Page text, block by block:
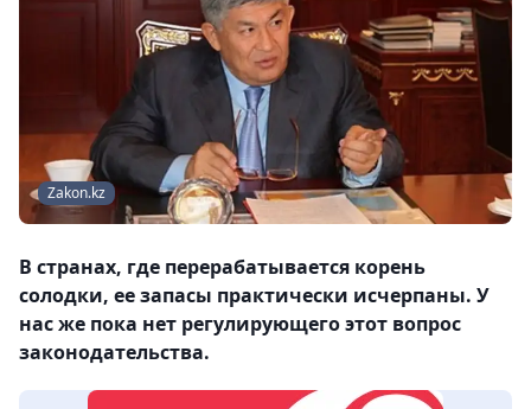
Zakon.kz
В странах, где перерабатывается корень
солодки, ее запасы практически исчерпаны. У
нас же пока нет регулирующего этот вопрос
законодательства.